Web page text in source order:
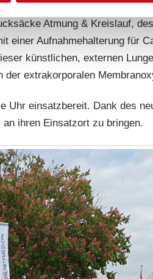
Atmung & Kreislauf,
einer Aufnahmehalterung für
künstlichen, externen
extrakorporalen
Uhr einsatzbereit. Dank des
ihren Einsatzort zu bringen.